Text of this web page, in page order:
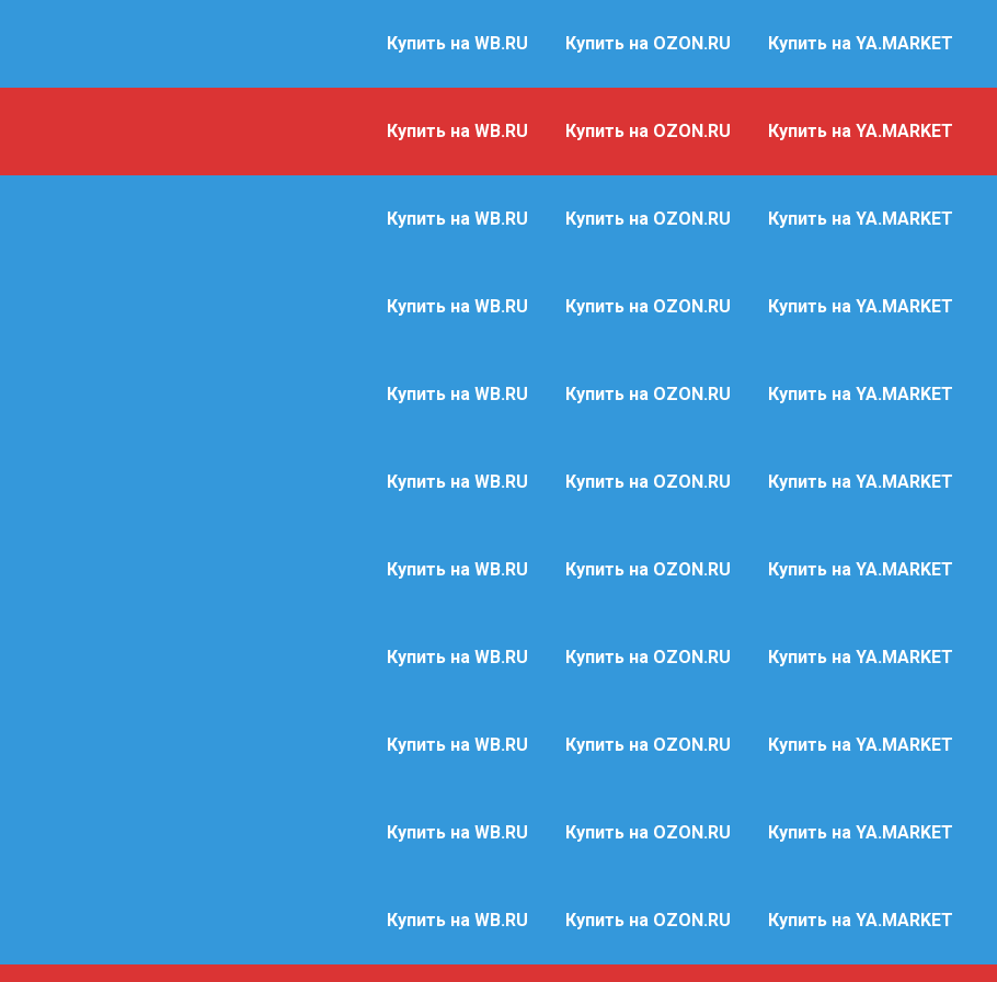
Купить на WB.RU Купить на OZON.RU Купить на YA.MARKET
Купить на WB.RU Купить на OZON.RU Купить на YA.MARKET
Купить на WB.RU Купить на OZON.RU Купить на YA.MARKET
Купить на WB.RU Купить на OZON.RU Купить на YA.MARKET
Купить на WB.RU Купить на OZON.RU Купить на YA.MARKET
Купить на WB.RU Купить на OZON.RU Купить на YA.MARKET
Купить на WB.RU Купить на OZON.RU Купить на YA.MARKET
Купить на WB.RU Купить на OZON.RU Купить на YA.MARKET
Купить на WB.RU Купить на OZON.RU Купить на YA.MARKET
Купить на WB.RU Купить на OZON.RU Купить на YA.MARKET
Купить на WB.RU Купить на OZON.RU Купить на YA.MARKET